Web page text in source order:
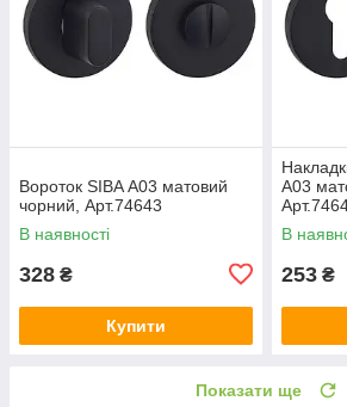
Вороток SIBA А03 матовий
чорний, Арт.74643
В наявності
328 ₴
Купити
А03
В
253 ₴
Показати ще